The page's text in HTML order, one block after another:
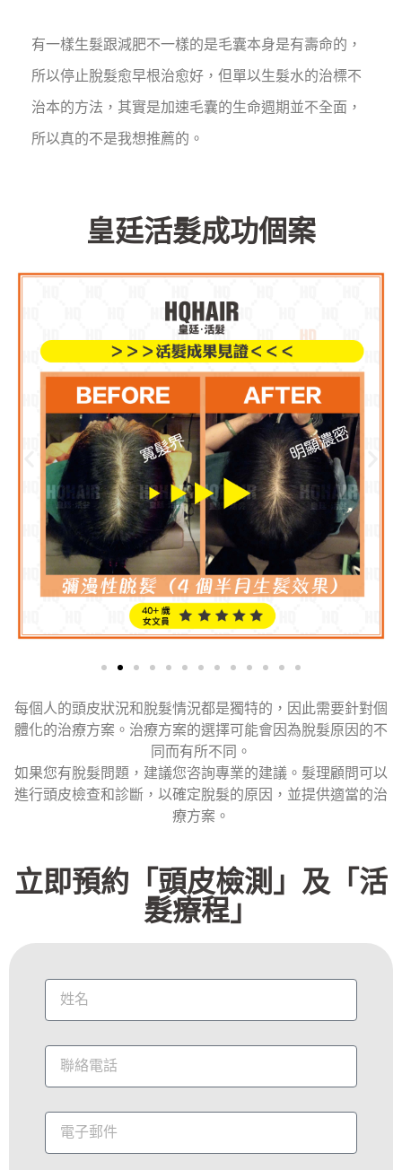
有一樣生髮跟減肥不一樣的是毛囊本身是有壽命的，
所以停止脫髮愈早根治愈好，但單以生髮水的治標不
治本的方法，其實是加速毛囊的生命週期並不全面，
所以真的不是我想推薦的。
皇廷活髮成功個案
每個人的頭皮狀況和脫髮情況都是獨特的，因此需要針對個
體化的治療方案。治療方案的選擇可能會因為脫髮原因的不
同而有所不同。
如果您有脫髮問題，建議您咨詢專業的建議。髮理顧問可以
進行頭皮檢查和診斷，以確定脫髮的原因，並提供適當的治
療方案。
立即預約「頭皮檢測」及「活
髮療程」